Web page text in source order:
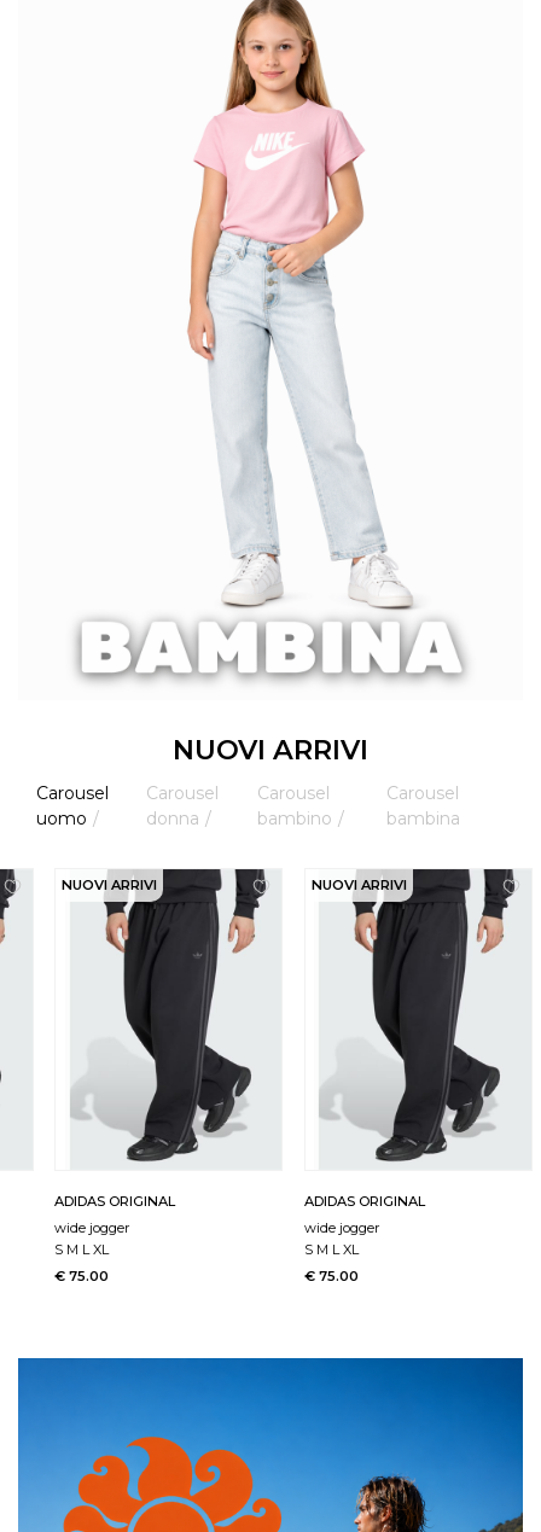
NUOVI ARRIVI
Carousel
uomo
Carousel
donna
Carousel
bambino
Carousel
bambina
NUOVI ARRIVI
ADIDAS ORIGINAL
wide jogger
S M L XL
€ 75.00
NUOVI ARRIVI
ADIDAS ORIGINAL
wide jogger
S M L XL
€ 75.00